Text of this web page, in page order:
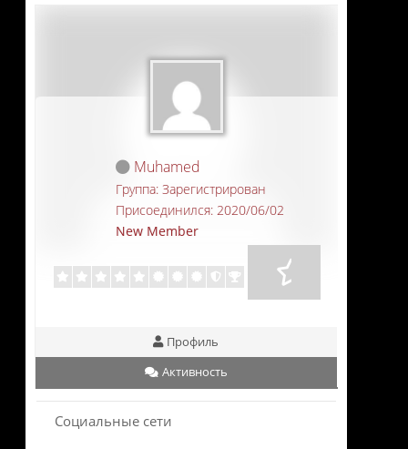
Muhamed
Группа: Зарегистрирован
Присоединился: 2020/06/02
New Member
Профиль
Активность
Социальные сети